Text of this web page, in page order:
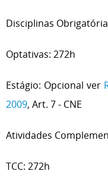
Disciplinas
Optativas: 272h
Estágio: Opcional ver
2009, Art. 7 - CNE
Atividades
TCC: 272h